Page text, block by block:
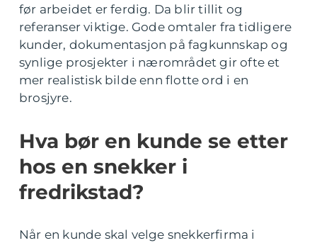
før arbeidet er ferdig. Da blir tillit og
referanser viktige. Gode omtaler fra tidligere
kunder, dokumentasjon på fagkunnskap og
synlige prosjekter i nærområdet gir ofte et
mer realistisk bilde enn flotte ord i en
brosjyre.
Hva bør en kunde se etter
hos en snekker i
fredrikstad?
Når en kunde skal velge snekkerfirma i